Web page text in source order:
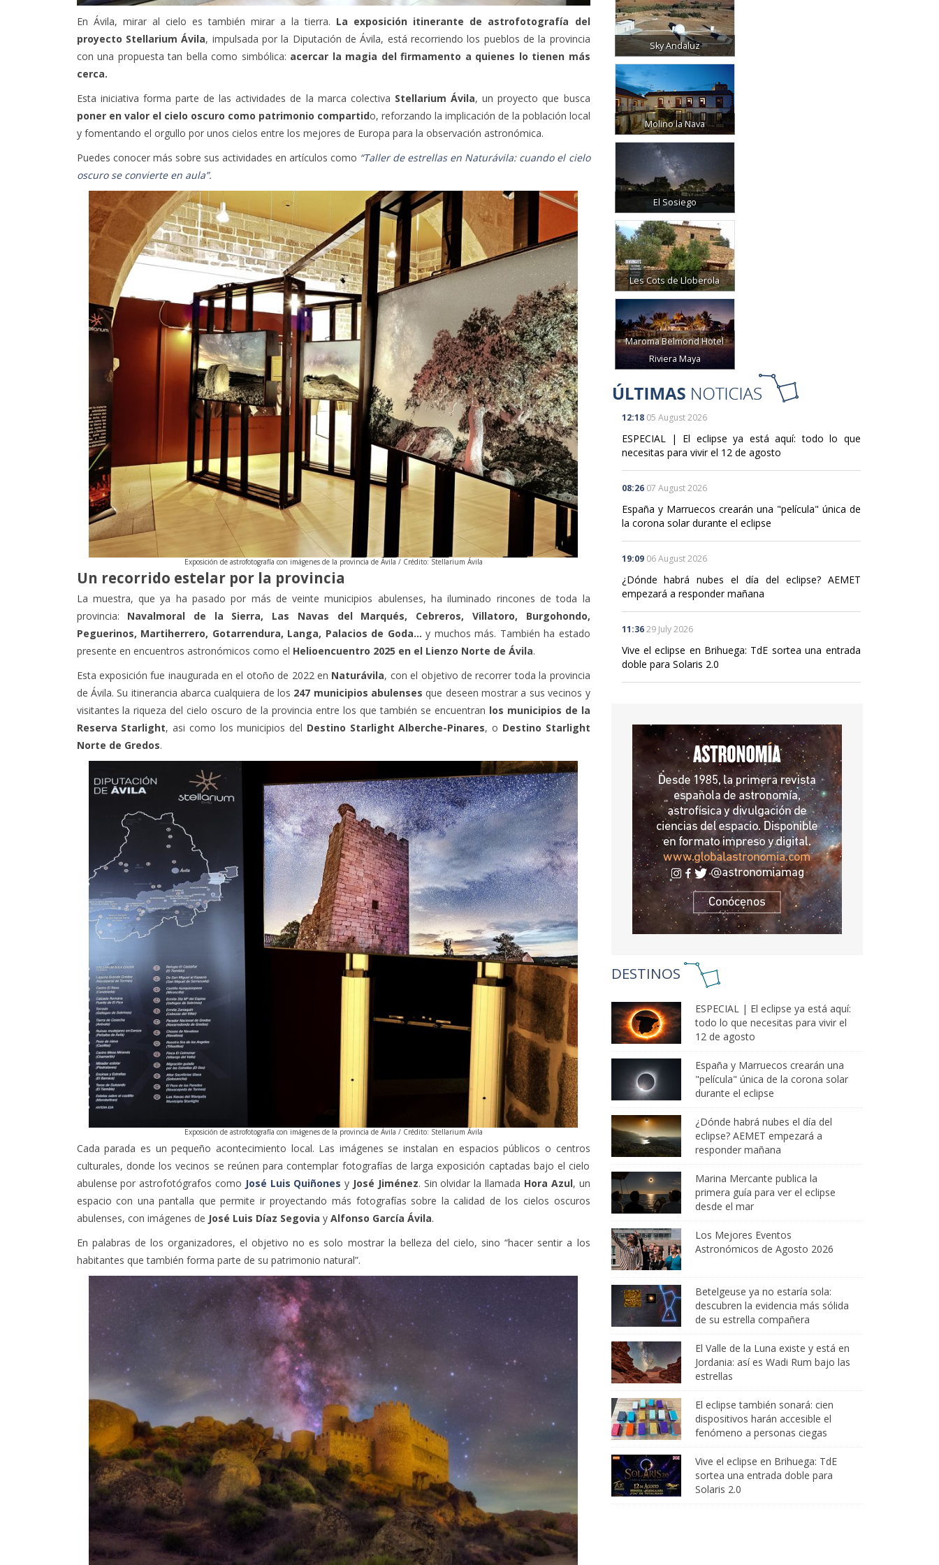
En Ávila, mirar al cielo es también mirar a la tierra.La exposición itinerante de astrofotografía del
proyecto Stellarium Ávila, impulsada por la Diputación de Ávila, está recorriendo los pueblos de la provincia
con una propuesta tan bella como simbólica:
Esta iniciativa forma parte de las actividades de la marca colectivaStellarium Ávila, un proyecto que busca
poner en valor el cielo oscuro como patrimonio compartido, reforzando la implicación de la población local
Puedes conocer más sobre sus actividades en artículos como
oscuro se convierte en aula”.
Exposición de astrofotografía con imágenes de la provincia de Ávila / Crédito: Stellarium Ávila
Un recorrido estelar por la provincia
La muestra, que ya ha pasado por más de veinte municipios abulenses, ha iluminado rincones de toda la
provincia:Navalmoral de la Sierra, Las Navas del Marqués, Cebreros, Villatoro, Burgohondo,
Peguerinos, Martiherrero, Gotarrendura, Langa, Palacios de Goda…y muchos más. También ha estado
Esta exposición fue inaugurada en el otoño de 2022 enNaturávila, con el objetivo de recorrer toda la provincia
de Ávila. Su itinerancia abarca cualquiera de los247 municipios abulensesque deseen mostrar a sus vecinos y
visitantes la riqueza del cielo oscuro de la provincia entre los que también se encuentran los municipios de la
Reserva Starlight
Norte de Gredos.
Exposición de astrofotografía con imágenes de la provincia de Ávila / Crédito: Stellarium Ávila
Cada parada es un pequeño acontecimiento local. Las imágenes se instalan en espacios públicos o centros
culturales, donde los vecinos se reúnen para contemplar fotografías de larga exposición captadas bajo el cielo
abulense por astrofotógrafos comoJosé Luis Quiñonesy José Jiménez. Sin olvidar la llamadaHora Azul, un
espacio con una pantalla que permite ir proyectando más fotografías sobre la calidad de los cielos oscuros
En palabras de los organizadores, el objetivo no es solo mostrar la belleza del cielo, sino “hacer sentir a los
habitantes que también forma parte de su patrimonio natural”.
Sky Andaluz
Molino la Nava
El Sosiego
Les Cots de Lloberola
Maroma Belmond Hotel
Riviera Maya
12:18 05 August 2026
ESPECIAL | El eclipse ya está aquí: todo lo que
necesitas para vivir el 12 de agosto
08:26 07 August 2026
España y Marruecos crearán una "película" única de
la corona solar durante el eclipse
19:09 06 August 2026
¿Dónde habrá nubes el día del eclipse? AEMET
empezará a responder mañana
11:36 29 July 2026
Vive el eclipse en Brihuega: TdE sortea una entrada
doble para Solaris 2.0
DESTINOS
ESPECIAL | El eclipse ya está aquí:
todo lo que necesitas para vivir el
12 de agosto
España y Marruecos crearán una
"película" única de la corona solar
durante el eclipse
¿Dónde habrá nubes el día del
eclipse? AEMET empezará a
responder mañana
Marina Mercante publica la
primera guía para ver el eclipse
desde el mar
Los Mejores Eventos
Astronómicos de Agosto 2026
Betelgeuse ya no estaría sola:
descubren la evidencia más sólida
de su estrella compañera
El Valle de la Luna existe y está en
Jordania: así es Wadi Rum bajo las
estrellas
El eclipse también sonará: cien
dispositivos harán accesible el
fenómeno a personas ciegas
Vive el eclipse en Brihuega: TdE
sortea una entrada doble para
Solaris 2.0